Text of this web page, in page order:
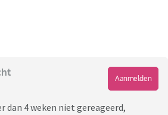
Aanmelden
dan 4 weken niet gereageerd,